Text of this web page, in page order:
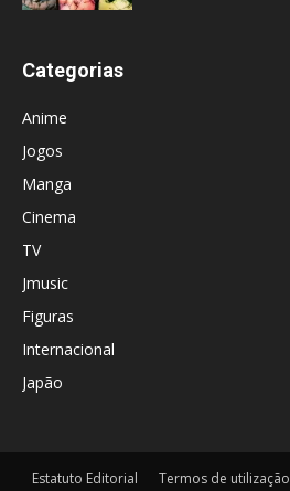
Categorias
Anime
Jogos
Manga
Cinema
TV
Jmusic
Figuras
Internacional
Japão
Estatuto Editorial Termos de utilização